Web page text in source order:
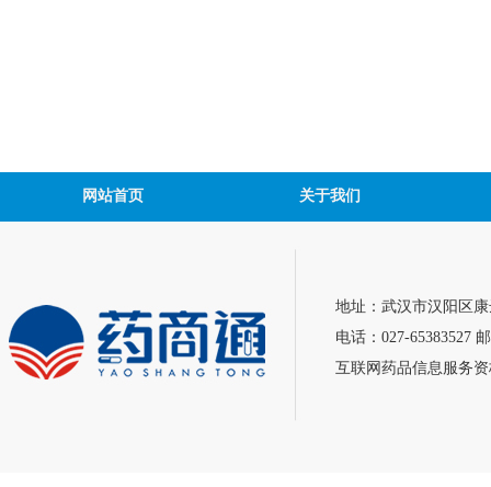
网站首页 关于我们
地址：武汉市汉阳区
电话：027-65383527
互联网药品信息服务